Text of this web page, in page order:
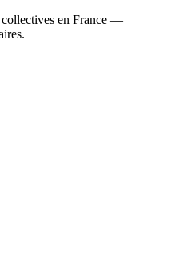
collectives en France —